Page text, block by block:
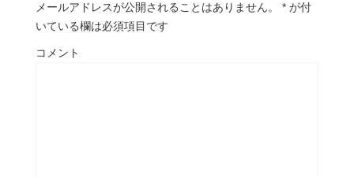
メールアドレスが公開されることはありません。 * が付
いている欄は必須項目です
コメント